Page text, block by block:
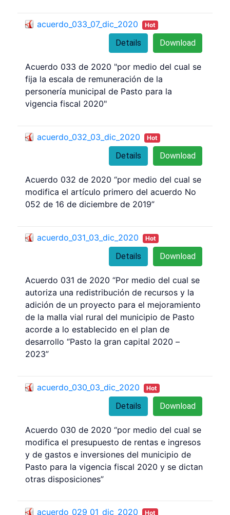
acuerdo_033_07_dic_2020 Hot
Download
Details
Acuerdo 033 de 2020 "por medio del cual se
fija la escala de remuneración de la
personería municipal de Pasto para la
vigencia fiscal 2020"
acuerdo_032_03_dic_2020 Hot
Download
Details
Acuerdo 032 de 2020 “por medio del cual se
modifica el artículo primero del acuerdo No
052 de 16 de diciembre de 2019”
acuerdo_031_03_dic_2020 Hot
Download
Details
Acuerdo 031 de 2020 “Por medio del cual se
autoriza una redistribución de recursos y la
adición de un proyecto para el mejoramiento
de la malla vial rural del municipio de Pasto
acorde a lo establecido en el plan de
desarrollo “Pasto la gran capital 2020 –
2023”
acuerdo_030_03_dic_2020 Hot
Download
Details
Acuerdo 030 de 2020 “por medio del cual se
modifica el presupuesto de rentas e ingresos
y de gastos e inversiones del municipio de
Pasto para la vigencia fiscal 2020 y se dictan
otras disposiciones”
acuerdo_029_01_dic_2020 Hot